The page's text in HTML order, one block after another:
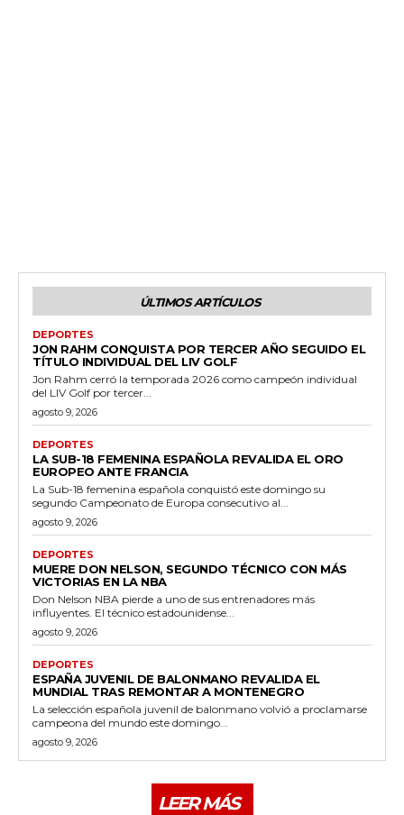
ÚLTIMOS ARTÍCULOS
DEPORTES
JON RAHM CONQUISTA POR TERCER AÑO SEGUIDO EL
TÍTULO INDIVIDUAL DEL LIV GOLF
Jon Rahm cerró la temporada 2026 como campeón individual
del LIV Golf por tercer...
agosto 9, 2026
DEPORTES
LA SUB-18 FEMENINA ESPAÑOLA REVALIDA EL ORO
EUROPEO ANTE FRANCIA
La Sub-18 femenina española conquistó este domingo su
segundo Campeonato de Europa consecutivo al...
agosto 9, 2026
DEPORTES
MUERE DON NELSON, SEGUNDO TÉCNICO CON MÁS
VICTORIAS EN LA NBA
Don Nelson NBA pierde a uno de sus entrenadores más
influyentes. El técnico estadounidense...
agosto 9, 2026
DEPORTES
ESPAÑA JUVENIL DE BALONMANO REVALIDA EL
MUNDIAL TRAS REMONTAR A MONTENEGRO
La selección española juvenil de balonmano volvió a proclamarse
campeona del mundo este domingo...
agosto 9, 2026
LEER MÁS